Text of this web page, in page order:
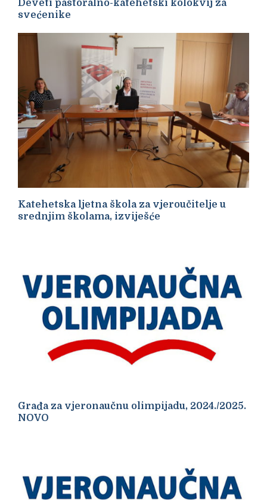
Deveti pastoralno-katehetski kolokvij za
svećenike
Katehetska ljetna škola za vjeroučitelje u
srednjim školama, izviješće
Građa za vjeronaučnu olimpijadu, 2024./2025.
NOVO